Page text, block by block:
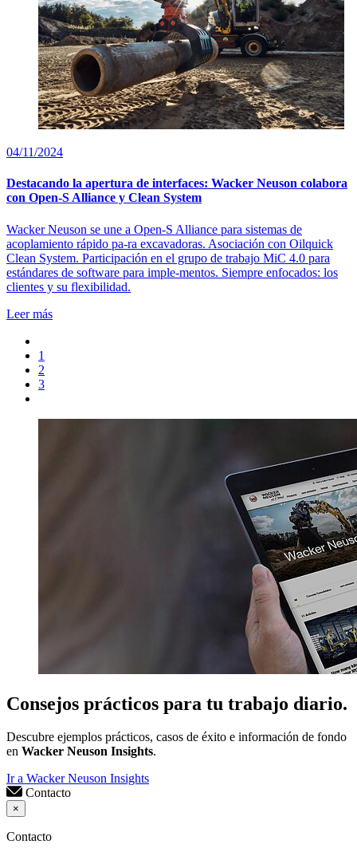
04/11/2024
Destacando la apertura de interfaces: Wacker Neuson colabora
con Open-S Alliance y Clean System
Wacker Neuson se une a Open-S Alliance para sistemas de
acoplamiento rápido pa-ra excavadoras. Asociación con Oilquick
Clean System. Participación en el grupo de trabajo MiC 4.0 para
estándares de software para imple-mentos. Siempre enfocados: los
clientes y su flexibilidad.
Leer más
1
2
3
Consejos prácticos para tu trabajo diario.
Descubre ejemplos prácticos, casos de éxito e información de fondo
en Wacker Neuson Insights.
Ir a Wacker Neuson Insights
Contacto
×
Contacto